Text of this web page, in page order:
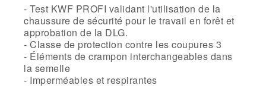
- Test KWF PROFI validant l'utilisation de la
chaussure de sécurité pour le travail en forêt et
approbation de la DLG.
- Classe de protection contre les coupures 3
- Éléments de crampon interchangeables dans
la semelle
- Imperméables et respirantes